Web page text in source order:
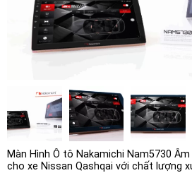
Màn Hình Ô tô Nakamichi Nam5730 Âm
cho xe Nissan Qashqai với chất lượng